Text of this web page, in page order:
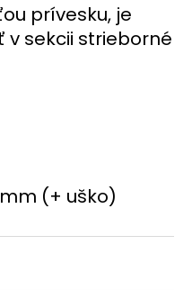
prívesku, je
v sekcii strieborné
mm (+ uško)